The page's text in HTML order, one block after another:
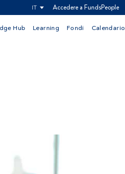
IT Accedere a FundsPeople
Hub Learning Fondi Calendario